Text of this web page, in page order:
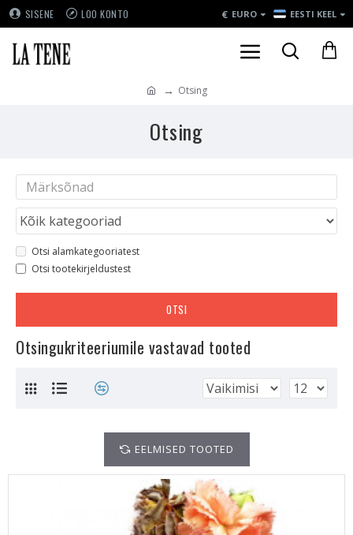
SISENE LOO KONTO € EURO EESTI KEEL
Otsing
Otsing
Otsi alamkategooriatest
Otsi tootekirjeldustest
OTSI
Otsingukriteeriumile vastavad tooted
EELMISED TOOTED